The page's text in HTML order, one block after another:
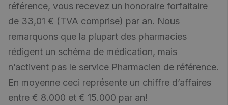
référence, vous recevez un honoraire forfaitaire
de 33,01 € (TVA comprise) par an. Nous
remarquons que la plupart des pharmacies
rédigent un schéma de médication, mais
n’activent pas le service Pharmacien de référence.
En moyenne ceci représente un chiffre d’affaires
entre € 8.000 et € 15.000 par an!